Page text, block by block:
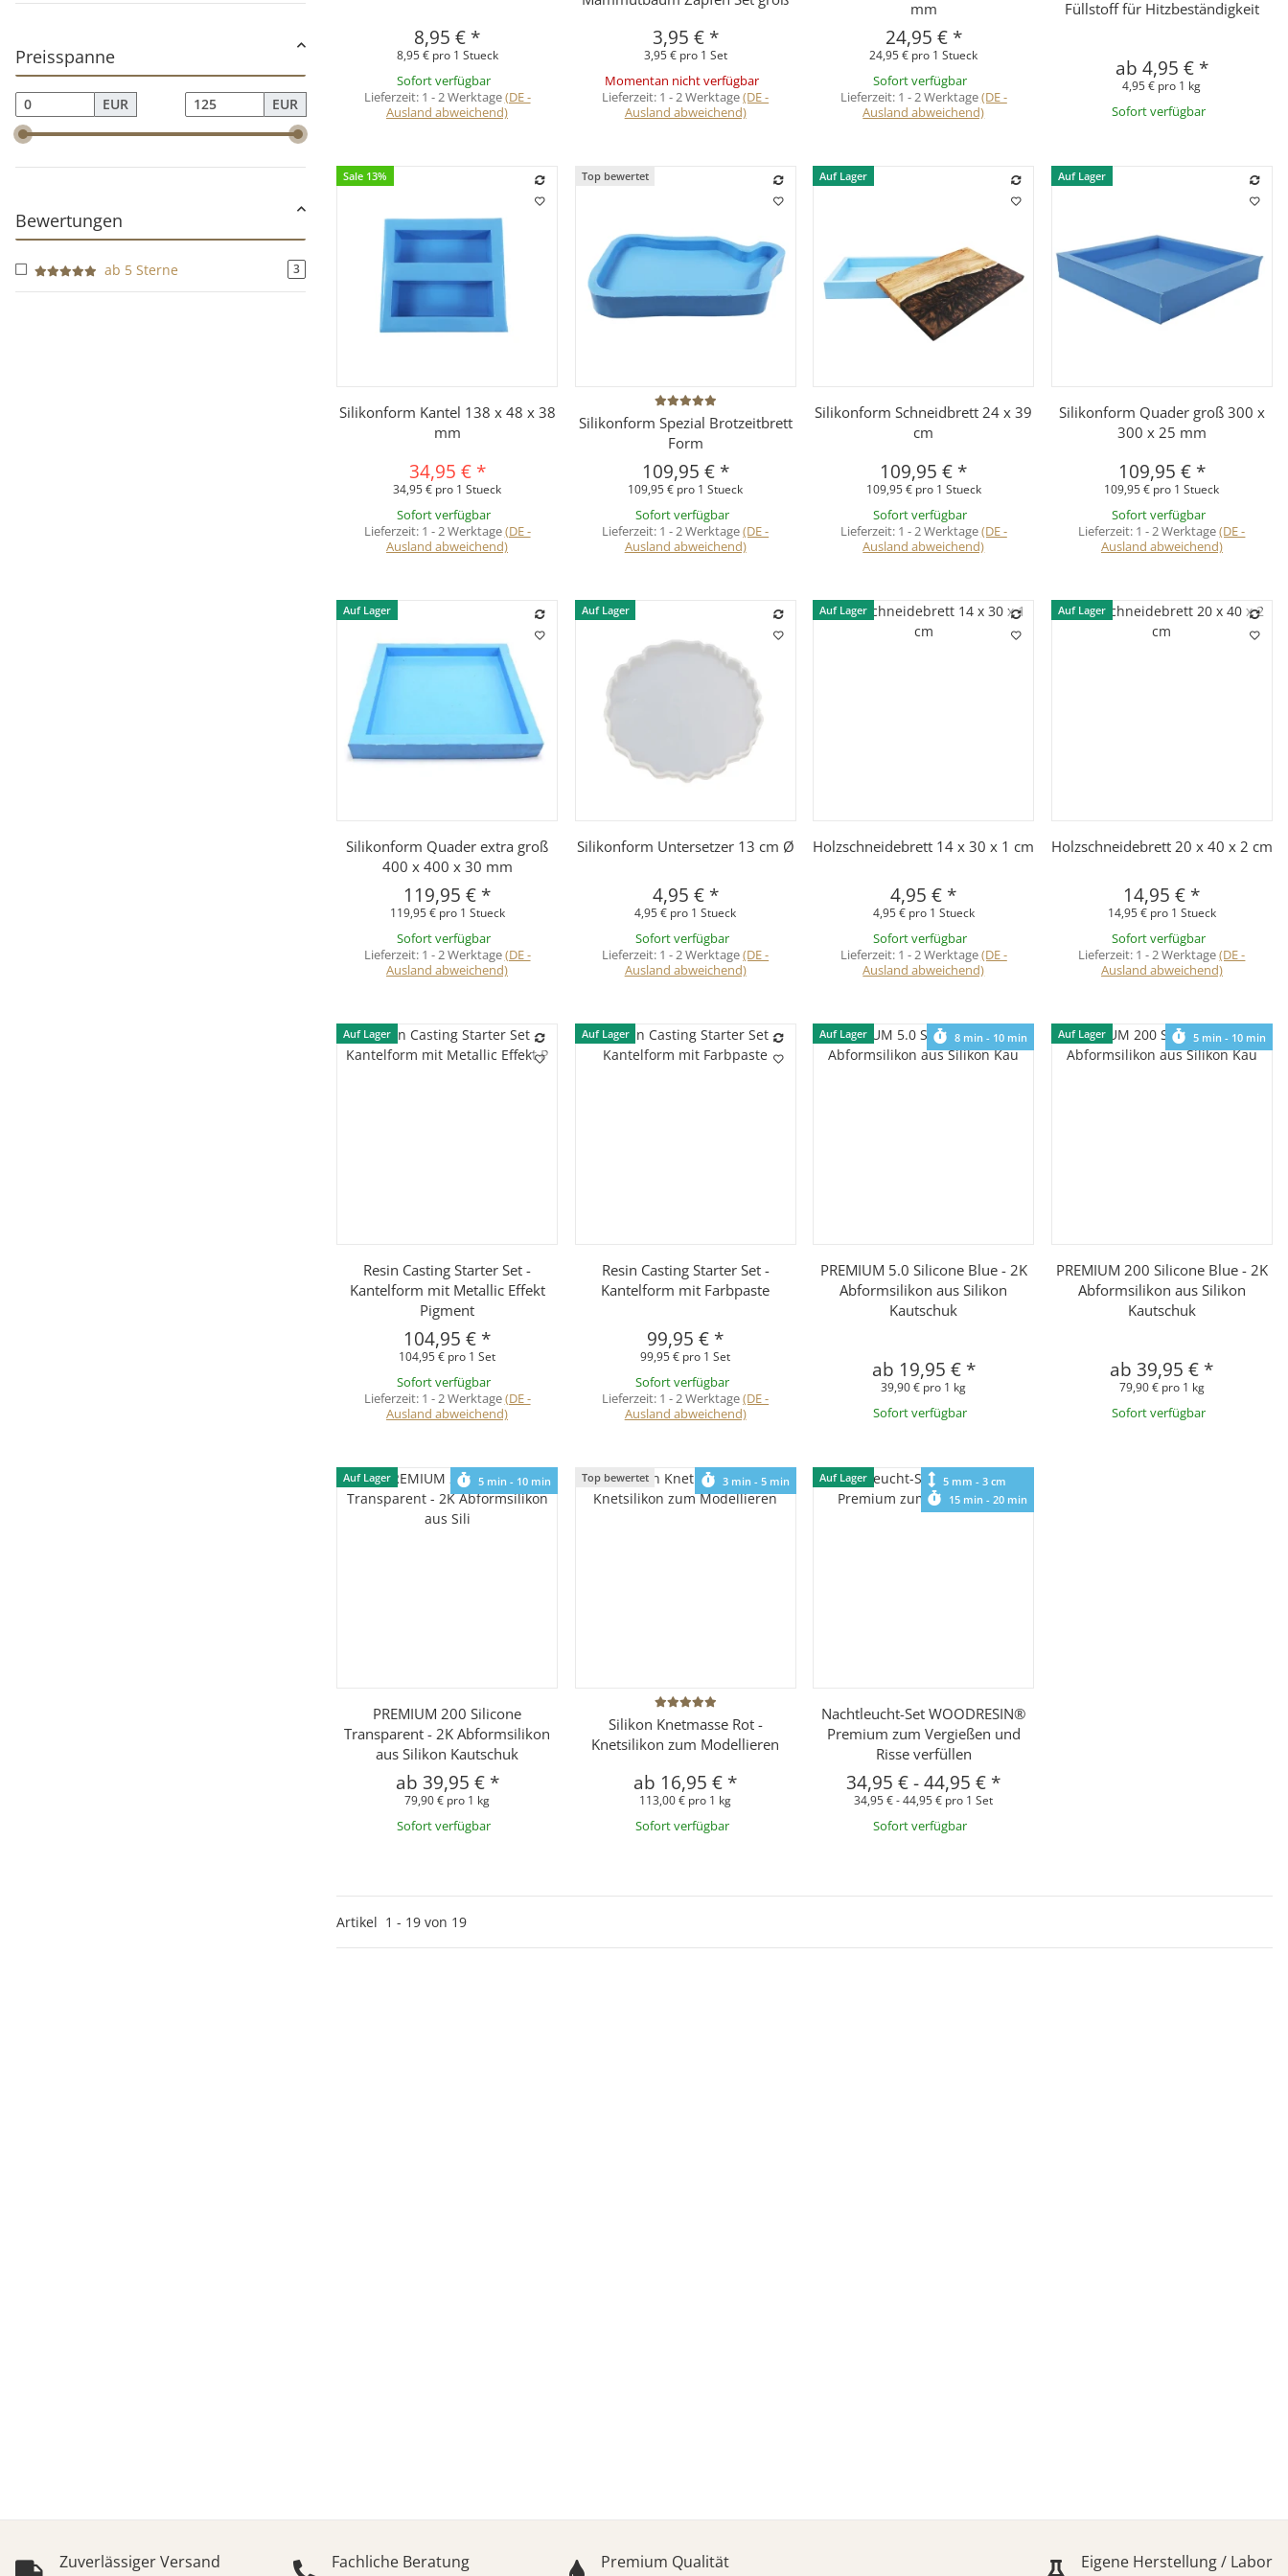
8,95 € *
8,95 € pro 1 Stueck
Sofort verfügbar
Lieferzeit: 1 - 2 Werktage(DE -
Ausland abweichend)
3,95 € *
3,95 € pro 1 Set
Momentan nicht verfügbar
Lieferzeit: 1 - 2 Werktage(DE -
Ausland abweichend)
mm
24,95 € *
24,95 € pro 1 Stueck
Sofort verfügbar
Lieferzeit: 1 - 2 Werktage(DE -
Ausland abweichend)
Füllstoff für Hitzbeständigkeit
ab 4,95 € *
4,95 € pro 1 kg
Sofort verfügbar
Sale 13%
Schnellkauf
Silikonform Kantel 138 x 48 x 38
mm
34,95 € *
34,95 € pro 1 Stueck
Sofort verfügbar
Lieferzeit: 1 - 2 Werktage(DE -
Ausland abweichend)
Top bewertet
Schnellkauf
Silikonform Spezial Brotzeitbrett
Form
109,95 € *
109,95 € pro 1 Stueck
Sofort verfügbar
Lieferzeit: 1 - 2 Werktage(DE -
Ausland abweichend)
Auf Lager
Schnellkauf
Silikonform Schneidbrett 24 x 39
cm
109,95 € *
109,95 € pro 1 Stueck
Sofort verfügbar
Lieferzeit: 1 - 2 Werktage(DE -
Ausland abweichend)
Auf Lager
Schnellkauf
Silikonform Quader groß 300 x
300 x 25 mm
109,95 € *
109,95 € pro 1 Stueck
Sofort verfügbar
Lieferzeit: 1 - 2 Werktage(DE -
Ausland abweichend)
Auf Lager
Schnellkauf
Silikonform Quader extra groß
400 x 400 x 30 mm
119,95 € *
119,95 € pro 1 Stueck
Sofort verfügbar
Lieferzeit: 1 - 2 Werktage(DE -
Ausland abweichend)
Auf Lager
Schnellkauf
Silikonform Untersetzer 13 cm Ø
4,95 € *
4,95 € pro 1 Stueck
Sofort verfügbar
Lieferzeit: 1 - 2 Werktage(DE -
Ausland abweichend)
Auf Lager
Schnellkauf
Holzschneidebrett 14 x 30 x 1 cm
4,95 € *
4,95 € pro 1 Stueck
Sofort verfügbar
Lieferzeit: 1 - 2 Werktage(DE -
Ausland abweichend)
Auf Lager
Schnellkauf
Holzschneidebrett 20 x 40 x 2 cm
14,95 € *
14,95 € pro 1 Stueck
Sofort verfügbar
Lieferzeit: 1 - 2 Werktage(DE -
Ausland abweichend)
Auf Lager
Schnellkauf
Resin Casting Starter Set -
Kantelform mit Metallic Effekt
Pigment
104,95 € *
104,95 € pro 1 Set
Sofort verfügbar
Lieferzeit: 1 - 2 Werktage(DE -
Ausland abweichend)
Auf Lager
Schnellkauf
Resin Casting Starter Set -
Kantelform mit Farbpaste
99,95 € *
99,95 € pro 1 Set
Sofort verfügbar
Lieferzeit: 1 - 2 Werktage(DE -
Ausland abweichend)
Auf Lager 8 min - 10 min
Schnellkauf
PREMIUM 5.0 Silicone Blue - 2K
Abformsilikon aus Silikon
Kautschuk
ab 19,95 € *
39,90 € pro 1 kg
Sofort verfügbar
Auf Lager 5 min - 10 min
Schnellkauf
PREMIUM 200 Silicone Blue - 2K
Abformsilikon aus Silikon
Kautschuk
ab39,95 € *
79,90 € pro 1 kg
Sofort verfügbar
Auf Lager 5 min - 10 min
Schnellkauf
PREMIUM 200 Silicone
Transparent - 2K Abformsilikon
aus Silikon Kautschuk
ab 39,95 € *
79,90 € pro 1 kg
Sofort verfügbar
Top bewertet 3 min - 5 min
Schnellkauf
Silikon Knetmasse Rot -
Knetsilikon zum Modellieren
ab 16,95 € *
113,00 € pro 1 kg
Sofort verfügbar
Auf Lager
5 mm - 3 cm
15 min - 20 min
Schnellkauf
Nachtleucht-Set WOODRESIN®
Premium zum Vergießen und
Risse verfüllen
34,95 €-44,95 € *
34,95 € - 44,95 € pro 1 Set
Sofort verfügbar
Artikel 1 - 19 von 19
Preisspanne
EUR EUR
Bewertungen
ab 5 Sterne 3
Zuverlässiger Versand Fachliche Beratung Premium Qualität Eigene Herstellung / Labor